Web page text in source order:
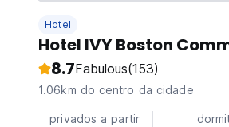
Hotel
Hotel IVY Boston
8.7Fabulous(153)
1.06km do centro da cidade
privados a partir